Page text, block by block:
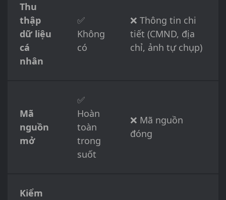
Thu
thập
dữ liệu
cá
nhân
✅
Không
có
❌ Thông tin chi
tiết (CMND, địa
chỉ, ảnh tự chụp)
Mã
nguồn
mở
✅
Hoàn
toàn
trong
suốt
❌ Mã nguồn
đóng
Kiểm